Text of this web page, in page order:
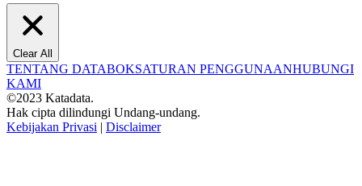
Clear All
TENTANG DATABOKSATURAN PENGGUNAANHUBUNGI
KAMI
©2023 Katadata.
Hak cipta dilindungi Undang-undang.
Kebijakan Privasi | Disclaimer